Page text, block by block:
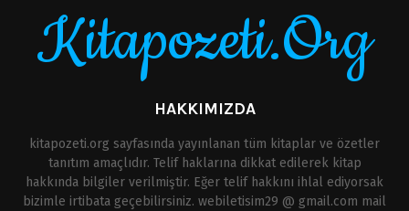
Kitapozeti.Org
HAKKIMIZDA
kitapozeti.org sayfasında yayınlanan tüm kitaplar ve özetler
tanıtım amaçlıdır. Telif haklarına dikkat edilerek kitap
hakkında bilgiler verilmiştir. Eğer telif hakkını ihlal ediyorsak
bizimle irtibata geçebilirsiniz. webiletisim29 @ gmail.com mail